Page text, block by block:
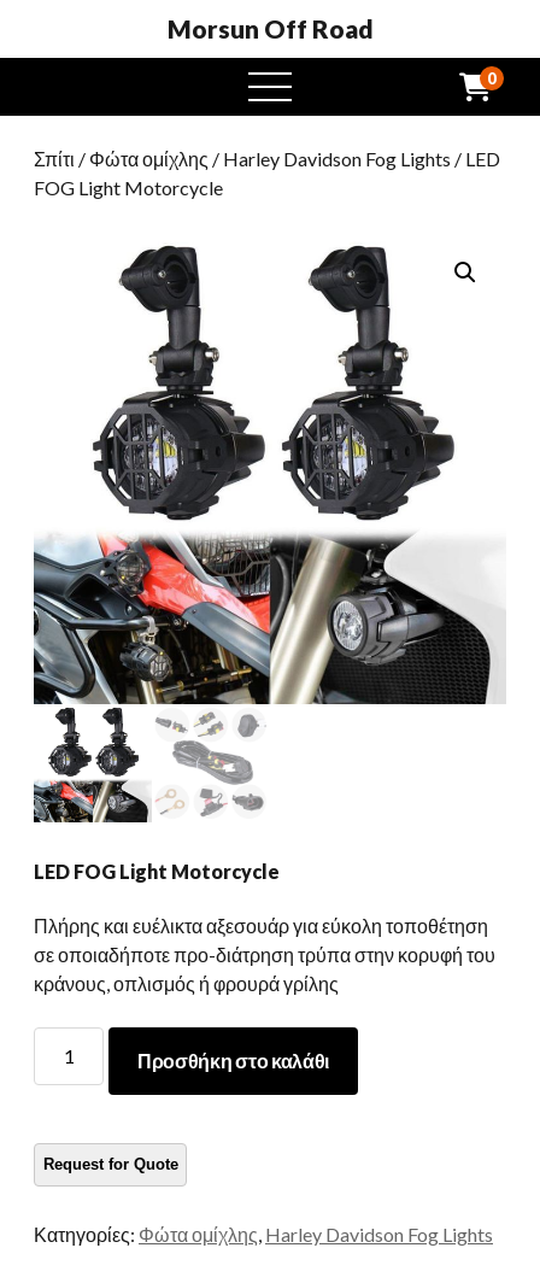
Morsun Off Road
μενού 0
Σπίτι / Φώτα ομίχλης / Harley Davidson Fog Lights / LED
FOG Light Motorcycle
LED FOG Light Motorcycle
Πλήρης και ευέλικτα αξεσουάρ για εύκολη τοποθέτηση
σε οποιαδήποτε προ-διάτρηση τρύπα στην κορυφή του
κράνους, οπλισμός ή φρουρά γρίλης
FOG
ποσότητα
Προσθήκη στο καλάθι
Κατηγορίες: Φώτα ομίχλης Harley Davidson Fog Lights